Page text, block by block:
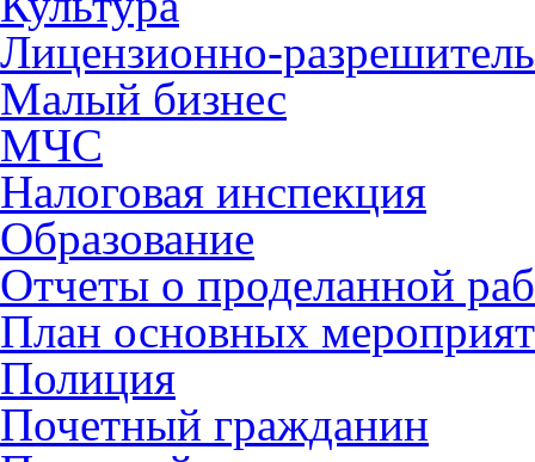
Лицензионно-
Малый бизнес
МЧС
Налоговая инспекция
Образование
Отчеты о проделанной
План основных
Полиция
Почетный гражданин